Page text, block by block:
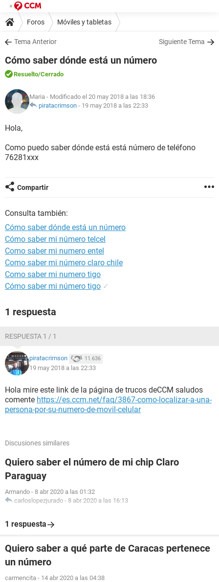
Foros Móviles y tabletas
Tema Anterior Siguiente Tema
Cómo saber dónde está un número
Resuelto/Cerrado
Maria - Modificado el 20 may 2018 a las 18:36
piratacrimson - 19 may 2018 a las 22:33
Hola,
Como puedo saber dónde está está número de teléfono
76281xxx
Compartir
Consulta también:
Cómo saber dónde está un número
Cómo saber mi número telcel
Como saber mi numero entel
Como saber mi número claro chile
Como saber mi numero tigo
Cómo saber mi número tigo ✓
1 respuesta
RESPUESTA 1 / 1
piratacrimson 11.636
19 may 2018 a las 22:33
Hola mire este link de la página de trucos deCCM saludos
comente https://es.ccm.net/faq/3867-como-localizar-a-una-
persona-por-su-numero-de-movil-celular
Discusiones similares
Quiero saber el número de mi chip Claro
Paraguay
Armando - 8 abr 2020 a las 01:32
carloslopezjurado - 8 abr 2020 a las 16:13
1 respuesta
Quiero saber a qué parte de Caracas pertenece
un número
carmencita - 14 abr 2020 a las 04:38